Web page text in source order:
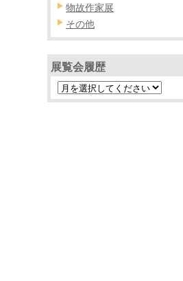
物故作家展
その他
展覧会履歴